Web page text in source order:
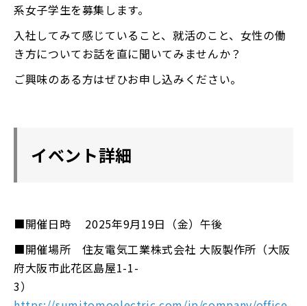
系女子学生を募集します。
入社してみて感じていること、就活のこと、女性の働
き方についてお話を直に聞いてみませんか？
ご興味のある方はぜひお申し込みください。
イベント詳細
■開催日時 2025年9月19日（金）午後
■開催場所 住友電気工業株式会社 大阪製作所（大阪
府大阪市此花区島屋1-1-
3）